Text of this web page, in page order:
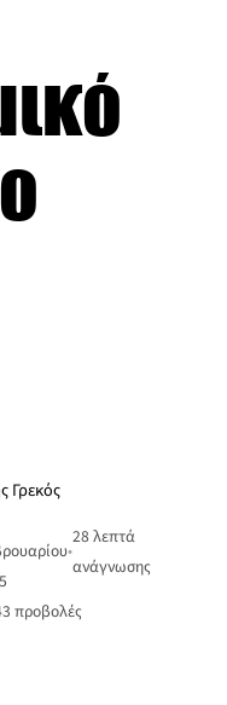
Γρεκός
•
28 λεπτά
ανάγνωσης
προβολές